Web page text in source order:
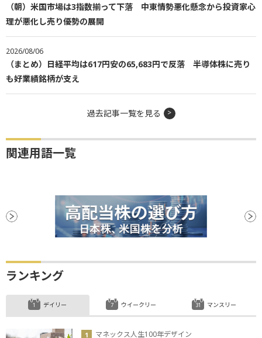
（朝）米国市場は3指数揃って下落 中東情勢悪化懸念から投資家心
理が悪化し売り優勢の展開
2026/08/06
（まとめ）日経平均は617円安の65,683円で反落 半導体株に売り
も好業績銘柄が支え
過去記事一覧を見る
関連用語一覧
ランキング
デイリー
マネックス人生100年デザイン
ウイークリー マンスリー